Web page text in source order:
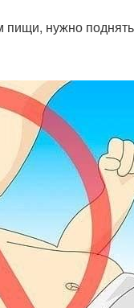
нужно